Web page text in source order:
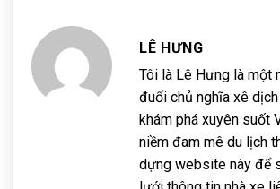
LÊ HƯNG
Tôi là Lê Hưng là một
đuổi chủ nghĩa xê
khám phá xuyên suốt
niềm đam mê du lịch
dựng website này để